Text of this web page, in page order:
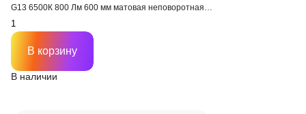
G13 6500К 800 Лм 600 мм матовая неповоротная
ASD
В наличии
В корзину